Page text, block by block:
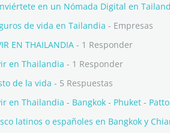
en un Nómada Digital en
de vida en Tailandia - Empresas
EN THAILANDIA - 1 Responder
en Thailandia - 1 Responder
de la vida - 5 Respuestas
en Thailandia - Bangkok - Phuket -
latinos o españoles en Bangkok y